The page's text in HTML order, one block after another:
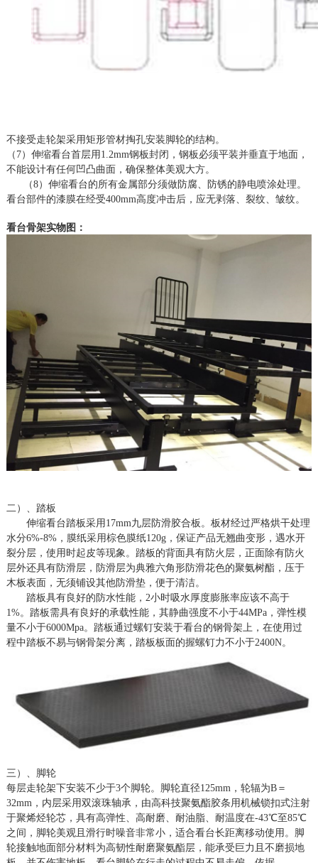
不接受走轮架采用矩形管材掏孔安装脚轮的结构。
（ 7）伸缩看台首层用1.2mm钢板封闭，钢板必须平装并垂直于地面，
不能设计有任何凹凸曲面，确保整体美观大方。
（8）伸缩看台的所有金属部分须做防腐、防锈的静电喷涂处理。
看台部件的漆膜在经受400mm高度冲击后，应无剥落、裂纹、皱纹。
看台骨架实物图：
二）、踏板
伸缩看台踏板采用 17mm九层防滑胶合板。板材经过严格烘干处理
水分6%-8%，膜纸采用棕色膜纸120g，保证产品无翘曲变形，遇水开
裂分层，使用时起皮等现象。踏板的背面具有防火层，正面除有防火
层外还具有防滑层，防滑层为典雅六角形防滑花色的聚氨树酯，压于
木板表面，无须铺设其他防滑垫，便于清洁。
踏板具有良好的防水性能， 2小时吸水厚度膨胀率应该不高于
1%。踏板需具有良好的承载性能，其静曲强度不小于44MPa，弹性模
量不小于6000Mpa。踏板通过螺钉安装于看台的钢骨架上，在使用过
程中踏板不易与钢骨架分离，踏板板面的握螺钉力不小于2400N。
三）、脚轮
每层走轮架下安装不少于3个脚轮。脚轮直径125mm，轮辐为B＝
32mm，内层采用双滚珠轴承，由高科技聚氨酯胶条用机械锁扣式注射
于聚烯烃轮芯，具有高弹性、高耐磨、耐油脂、耐温度在-43℃至85℃
之间，脚轮美观且滑行时噪音非常小，适合看台长距离移动使用。脚
轮接触地面部分材料为高韧性耐磨聚氨酯层，能承受巨力且不磨损地